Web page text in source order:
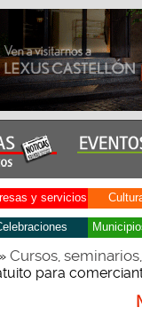
y servicios
Cursos,
para